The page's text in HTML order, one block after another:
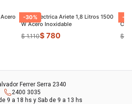
-30%
Jarra Electrica Ariete 1,8 Litros 1500
W Acero Inoxidable
$ 1.110$ 780
-
$
Ferrer Serra 2340
2400 3035
9 a 18 hs y Sab de 9 a 13 hs